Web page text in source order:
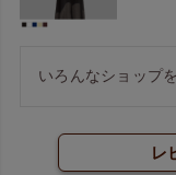
いろんなショップ
レ